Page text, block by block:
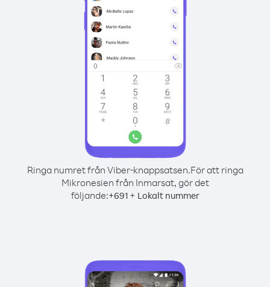
Ringa numret från Viber-knappsatsen.För att ringa
Mikronesien från Inmarsat, gör det
följande:+691+ Lokalt nummer